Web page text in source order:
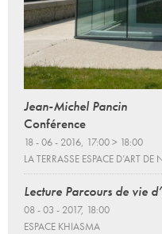
Jean-Michel Pancin
Conférence
18 - 06 - 2016, 17:00 > 18:00
LA TERRASSE ESPACE D’ART DE
Lecture Parcours de vie
08 - 03 - 2017, 18:00
ESPACE KHIASMA